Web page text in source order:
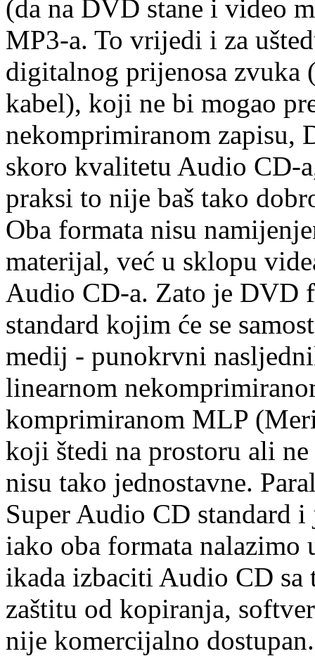
(da na DVD stane i video
MP3-a. To vrijedi i za
digitalnog prijenosa
kabel), koji ne bi mogao
nekomprimiranom zapisu,
skoro kvalitetu Audio CD-
praksi to nije baš tako
Oba formata nisu
materijal, već u sklopu
Audio CD-a. Zato je DVD
standard kojim će se
medij - punokrvni
linearnom
komprimiranom MLP
koji štedi na prostoru ali
nisu tako jednostavne.
Super Audio CD standard
iako oba formata nalazimo
ikada izbaciti Audio CD sa
zaštitu od kopiranja,
nije komercijalno dostupan.